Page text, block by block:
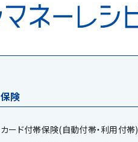
保険
カード付帯保険(自動付帯・利用付帯)